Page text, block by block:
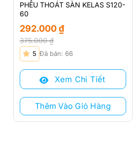
PHỄU THOÁT SÀN KELAS S120-
60
375.000₫
Giá
gốc
là:
375.000 ₫.
292.000₫
Giá
hiện
tại
292.000 ₫.
5 Đã bán: 66
Xem Chi Tiết
Thêm Vào Giỏ Hàng